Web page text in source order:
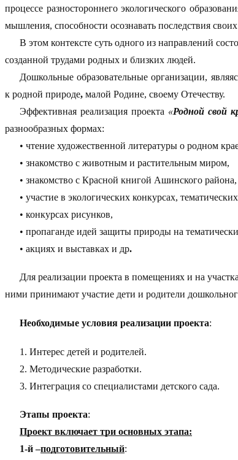
процессе разностороннего экологического
мышления, способности осознавать последствия
В этом контексте суть одного из направлений
созданной трудами родных и близких людей.
Дошкольные образовательные организации,
к родной природе, малой Родине, своему Отечеству.
Эффективная реализация проекта «Родной свой
разнообразных формах:
• чтение художественной литературы о родном
• знакомство с животным и растительным миром,
• знакомство с Красной книгой Ашинского района,
• участие в экологических конкурсах,
• конкурсах рисунков,
• пропаганде идей защиты природы на
• акциях и выставках и др.
Для реализации проекта в помещениях и на
ними принимают участие дети и родители
Необходимые условия реализации проекта:
1. Интерес детей и родителей.
2. Методические разработки.
3. Интеграция со специалистами детского сада.
Этапы проекта:
Проект включает три основных этапа:
1-й –подготовительный: